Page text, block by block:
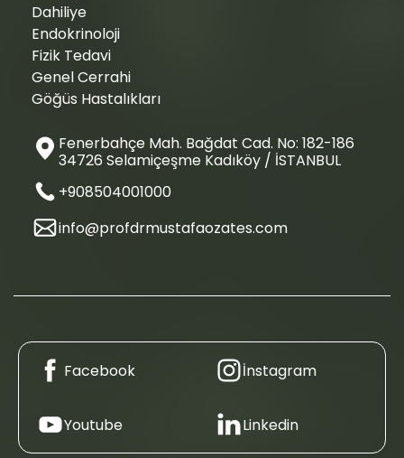
Dahiliye
Endokrinoloji
Fizik Tedavi
Genel Cerrahi
Göğüs Hastalıkları
Fenerbahçe Mah. Bağdat Cad. No: 182-186
34726 Selamiçeşme Kadıköy / İSTANBUL
+908504001000
info@profdrmustafaozates.com
Facebook İnstagram
Youtube Linkedin